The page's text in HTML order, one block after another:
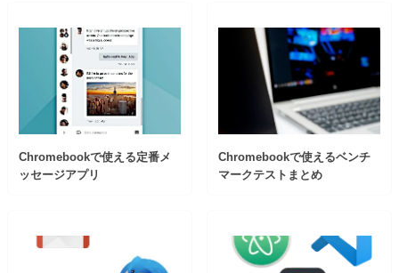
Chromebookで使える定番メ
ッセージアプリ
Chromebookで使えるベンチ
マークテストまとめ